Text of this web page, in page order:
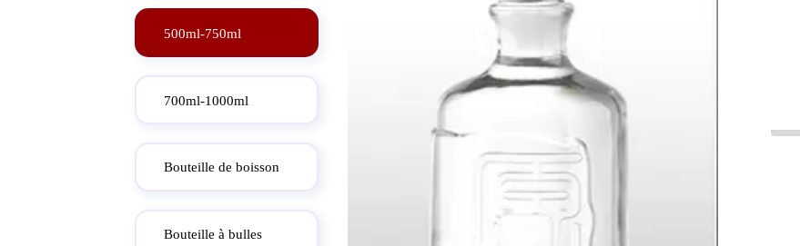
500ml-750ml
700ml-1000ml
Bouteille de boisson
Bouteille à bulles